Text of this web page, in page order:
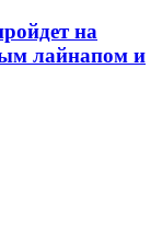
на
лайнапом и